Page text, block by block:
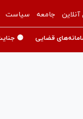
جامعه سیاست
قضایی 🟡